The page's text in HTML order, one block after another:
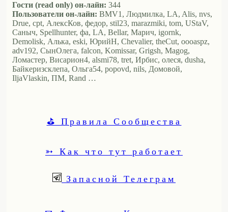
Гости (read only) он-лайн: 344
Пользователи он-лайн: BMV1, Людмилка, LA, Alis, nvs,
Drue, cpt, АлексКов, федор, stil23, marazmiki, tom, UStaV,
Саныч, Spellhunter, фа, LA, Bellar, Марич, igornk,
Demolisk, Алька, eski, ЮрийН, Chevalier, theCut, oooaspz,
adv192, СынОлега, falcon, Komissar, Grigsh, Magog,
Ломастер, Висариoн4, alsmi78, tret, Ирбис, олеся, dusha,
Байкеризсклепа, Ольга54, popovd, nils, Домовой,
IljaVlaskin, ПМ, Rand …
⛳ Правила Сообщества
➳ Как что тут работает
Запасной Телеграм